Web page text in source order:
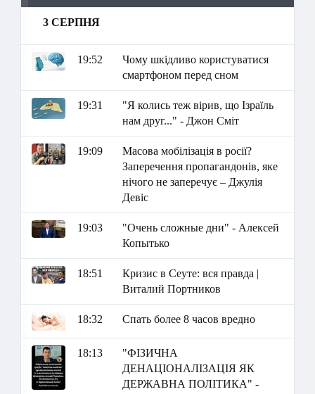
3 СЕРПНЯ
19:52
Чому шкідливо користуватися
смартфоном перед сном
19:31
"Я колись теж вірив, що Ізраїль
нам друг..." - Джон Сміт
19:09
Масова мобілізація в росії?
Заперечення пропагандонів, яке
нічого не заперечує – Джулія
Девіс
19:03
"Очень сложные дни" - Алексей
Копытько
18:51
Кризис в Сеуте: вся правда |
Виталий Портников
18:32 Спать более 8 часов вредно
18:13
"ФІЗИЧНА
ДЕНАЦІОНАЛІЗАЦІЯ ЯК
ДЕРЖАВНА ПОЛІТИКА" -